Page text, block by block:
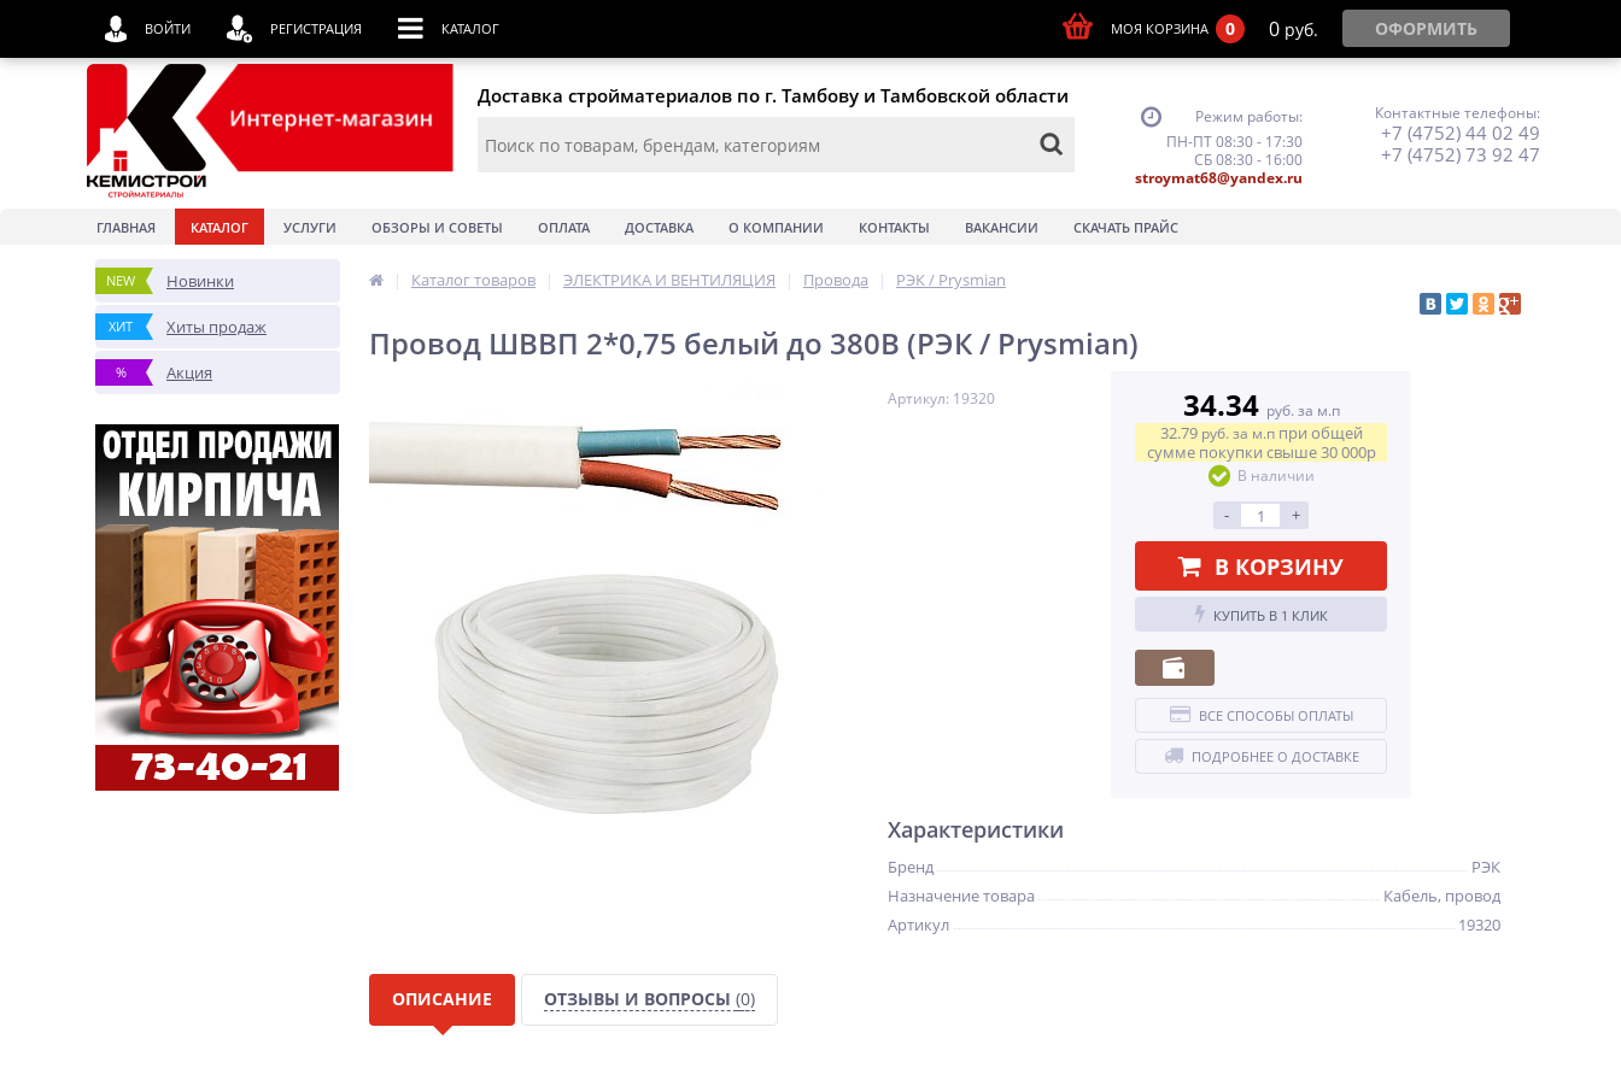
Доставка стройматериалов по г. Тамбову и Тамбовской области
Режим работы:
ПН-ПТ 08:30 - 17:30
СБ 08:30 - 16:00
stroymat68@yandex.ru
Контактные телефоны:
+7 (4752) 44 02 49
+7 (4752) 73 92 47
ГЛАВНАЯ КАТАЛОГ УСЛУГИ ОБЗОРЫ И СОВЕТЫ ОПЛАТА ДОСТАВКА О КОМПАНИИ КОНТАКТЫ ВАКАНСИИ СКАЧАТЬ ПРАЙС
NEW Новинки
ХИТ Хиты продаж
% Акция
| Каталог товаров | ЭЛЕКТРИКА И ВЕНТИЛЯЦИЯ | Провода | РЭК / Prysmian
Провод ШВВП 2*0,75 белый до 380В (РЭК / Prysmian)
Артикул: 19320 34.34 руб. за м.п
32.79 руб. за м.п при общей
сумме покупки свыше30 000р
В наличии
- +
В КОРЗИНУ
КУПИТЬ В 1 КЛИК
ВСЕ СПОСОБЫ ОПЛАТЫ
ПОДРОБНЕЕ О ДОСТАВКЕ
Характеристики
Бренд
РЭК
Назначение товара
Кабель, провод
Артикул
19320
ОПИСАНИЕ ОТЗЫВЫ И ВОПРОСЫ (0)
ВОЙТИ РЕГИСТРАЦИЯ КАТАЛОГ МОЯ КОРЗИНА 0 0 руб. ОФОРМИТЬ